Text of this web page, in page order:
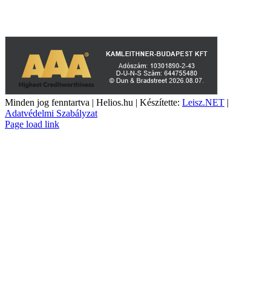
Minden jog fenntartva | Helios.hu | Készítette: Leisz.NET |
Adatvédelmi Szabályzat
YouTube
Facebook
Page load link